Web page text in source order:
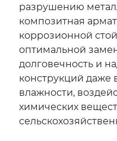
разрушению
композитная
коррозионной
оптимальной
долговечность и
конструкций даже
влажности,
химических